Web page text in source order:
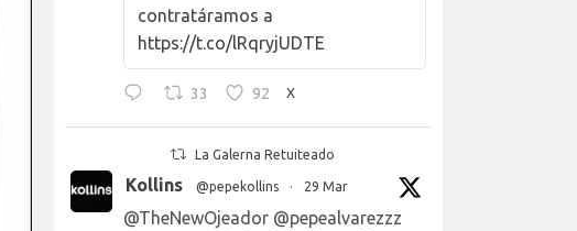
contratáramos a
https://t.co/lRqryjUDTE
33 92 X
La Galerna Retuiteado
Kollins @pepekollins · 29 Mar
@TheNewOjeador @pepealvarezzz